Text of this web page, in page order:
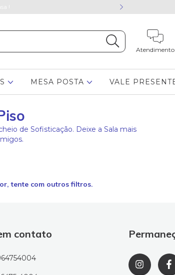
!
Atendimento
MESA POSTA VALE
de Sofisticação. Deixe a Sala mais
tente com outros filtros.
contato